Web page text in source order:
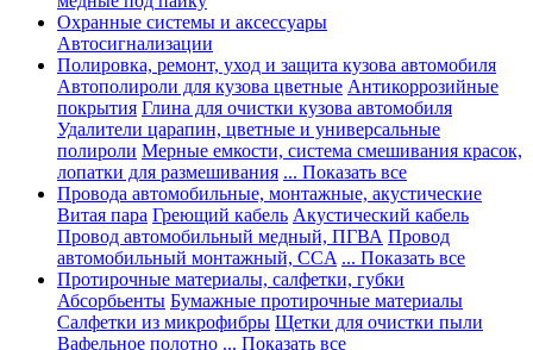
Охранные системы и аксессуары
Автосигнализации
Полировка, ремонт, уход и защита кузова автомобиля
Автополироли для кузова цветные Антикоррозийные
покрытия Глина для очистки кузова автомобиля
Удалители царапин, цветные и универсальные
полироли Мерные емкости, система смешивания красок,
лопатки для размешивания ... Показать все
Провода автомобильные, монтажные, акустические
Витая пара Греющий кабель Акустический кабель
Провод автомобильный медный, ПГВА Провод
автомобильный монтажный, CCA ... Показать все
Протирочные материалы, салфетки, губки
Абсорбьенты Бумажные протирочные материалы
Салфетки из микрофибры Щетки для очистки пыли
Вафельное полотно ... Показать все